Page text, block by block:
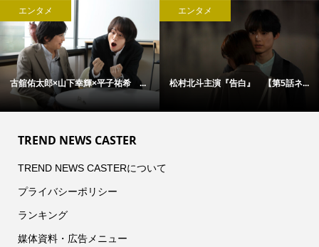
エンタメ
古舘佑太郎×山下幸輝×平子祐希 ...
エンタメ
松村北斗主演『告白』 【第5話ネ...
TREND NEWS CASTER
TREND NEWS CASTERについて
プライバシーポリシー
ランキング
媒体資料・広告メニュー